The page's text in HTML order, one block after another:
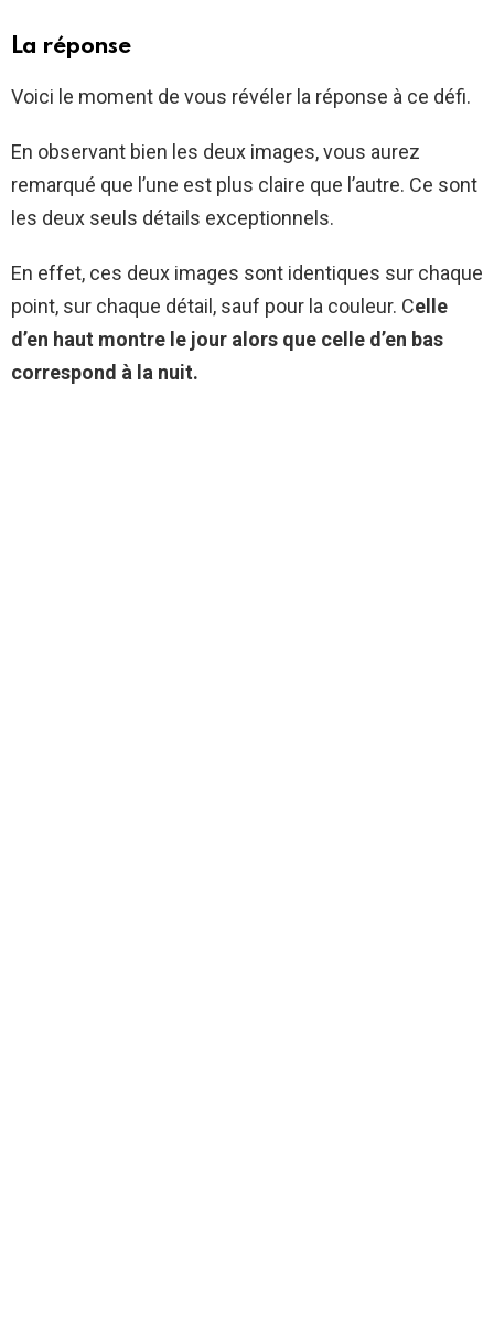
La réponse
Voici le moment de vous révéler la réponse à ce défi.
En observant bien les deux images, vous aurez
remarqué que l’une est plus claire que l’autre. Ce sont
les deux seuls détails exceptionnels.
En effet, ces deux images sont identiques sur chaque
point, sur chaque détail, sauf pour la couleur. Celle
d’en haut montre le jour alors que celle d’en bas
correspond à la nuit.